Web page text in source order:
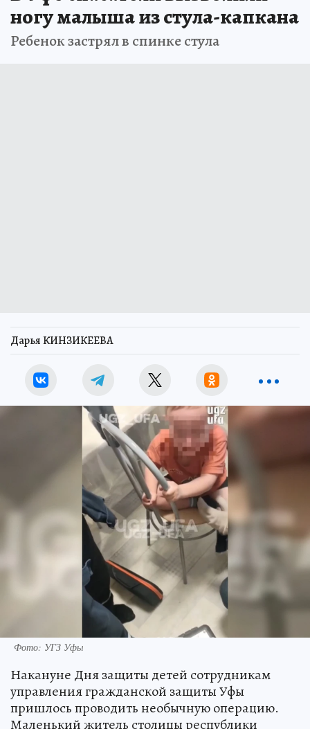
ногу малыша из стула-капкана
Ребенок застрял в спинке стула
Дарья КИНЗИКЕЕВА
Фото: УГЗ Уфы
Накануне Дня защиты детей сотрудникам
управления гражданской защиты Уфы
пришлось проводить необычную операцию.
Маленький житель столицы республики